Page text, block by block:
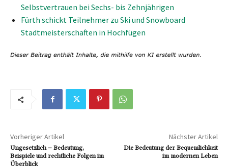
Selbstvertrauen bei Sechs- bis Zehnjährigen
Fürth schickt Teilnehmer zu Ski und Snowboard
Stadtmeisterschaften in Hochfügen
Vorheriger Artikel
Ungesetzlich – Bedeutung,
Beispiele und rechtliche Folgen im
Überblick
Nächster Artikel
Die Bedeutung der Bequemlichkeit
im modernen Leben